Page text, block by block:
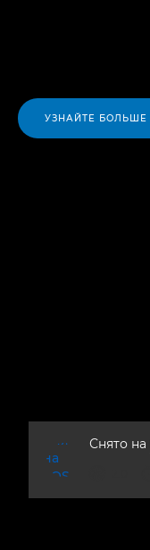
Снято на
УЗНАЙТЕ БОЛЬШЕ